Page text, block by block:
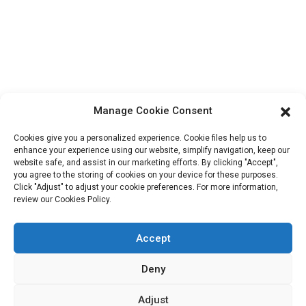
fannie@hzdlpack.com
+86 13410678885
Bulletins D'information
Saisissez votre adresse e-mail et nous vous enverrons les dernières
informations sur nos offres.
Manage Cookie Consent
Cookies give you a personalized experience. Cookie files help us to
enhance your experience using our website, simplify navigation, keep our
website safe, and assist in our marketing efforts. By clicking "Accept",
you agree to the storing of cookies on your device for these purposes.
Click "Adjust" to adjust your cookie preferences. For more information,
review our Cookies Policy.
Accept
Deny
Adjust